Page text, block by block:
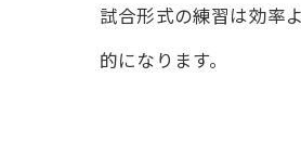
試合形式の練習は効率
的になります。